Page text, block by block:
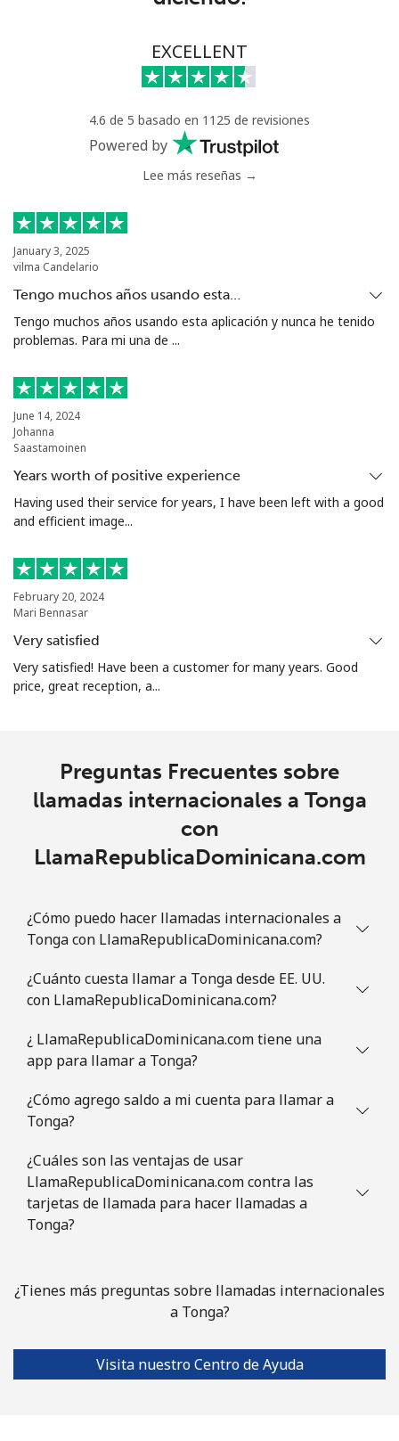
63 min por ⁦$5⁩
⁦22.5¢⁩ 22 min por ⁦$5⁩
⁦104.5¢⁩ 4 min por ⁦$5⁩
Celular ⁦103.9¢⁩
Turkey
Línea fija ⁦4.9¢⁩ 102 min por ⁦$5⁩ -
Turkmenistan
Línea fija
Celular ⁦34.5¢⁩ 14 min por ⁦$5⁩ ⁦17¢⁩
Línea fija
Celular
Tuvalu
EXCELLENT
4.6 de 5 basado en 1125 de revisiones
Powered by
Lee más reseñas →
January 3, 2025
vilma Candelario
Tengo muchos años usando esta…
Tengo muchos años usando esta aplicación y nunca he tenido
problemas. Para mi una de ...
June 14, 2024
Johanna
Saastamoinen
Years worth of positive experience
Having used their service for years, I have been left with a good
and efficient image...
February 20, 2024
Mari Bennasar
Very satisfied
Very satisfied! Have been a customer for many years. Good
price, great reception, a...
Preguntas Frecuentes sobre
llamadas internacionales a Tonga
con
LlamaRepublicaDominicana.com
¿Cómo puedo hacer llamadas internacionales a
Tonga con LlamaRepublicaDominicana.com?
¿Cuánto cuesta llamar a Tonga desde EE. UU.
con LlamaRepublicaDominicana.com?
¿ LlamaRepublicaDominicana.com tiene una
app para llamar a Tonga?
¿Cómo agrego saldo a mi cuenta para llamar a
Tonga?
¿Cuáles son las ventajas de usar
LlamaRepublicaDominicana.com contra las
tarjetas de llamada para hacer llamadas a
Tonga?
¿Tienes más preguntas sobre llamadas internacionales
a Tonga?
Visita nuestro Centro de Ayuda